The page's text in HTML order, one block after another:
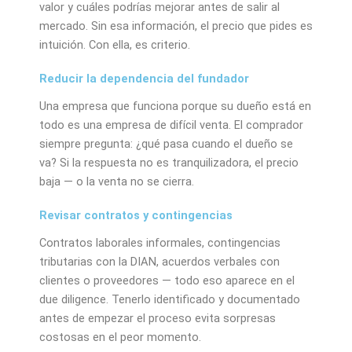
valor y cuáles podrías mejorar antes de salir al
mercado. Sin esa información, el precio que pides es
intuición. Con ella, es criterio.
Reducir la dependencia del fundador
Una empresa que funciona porque su dueño está en
todo es una empresa de difícil venta. El comprador
siempre pregunta: ¿qué pasa cuando el dueño se
va? Si la respuesta no es tranquilizadora, el precio
baja — o la venta no se cierra.
Revisar contratos y contingencias
Contratos laborales informales, contingencias
tributarias con la DIAN, acuerdos verbales con
clientes o proveedores — todo eso aparece en el
due diligence. Tenerlo identificado y documentado
antes de empezar el proceso evita sorpresas
costosas en el peor momento.